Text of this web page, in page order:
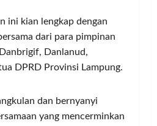
ini kian lengkap dengan
dari para pimpinan
Danlanud,
DPRD Provinsi Lampung.
dan bernyanyi
yang mencerminkan